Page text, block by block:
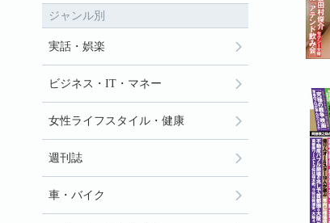
ジャンル別
実話・娯楽
ビジネス・IT・マネー
女性ライフスタイル・健康
週刊誌
車・バイク